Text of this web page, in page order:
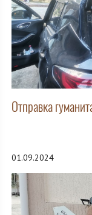
Отправка
01.09.2024